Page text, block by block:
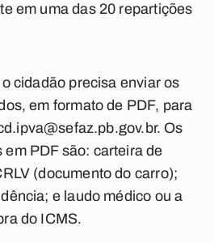
em uma das 20 repartições
cidadão precisa enviar os
em formato de PDF, para
. Os
PDF são: carteira de
(documento do carro);
e laudo médico ou a
do ICMS.